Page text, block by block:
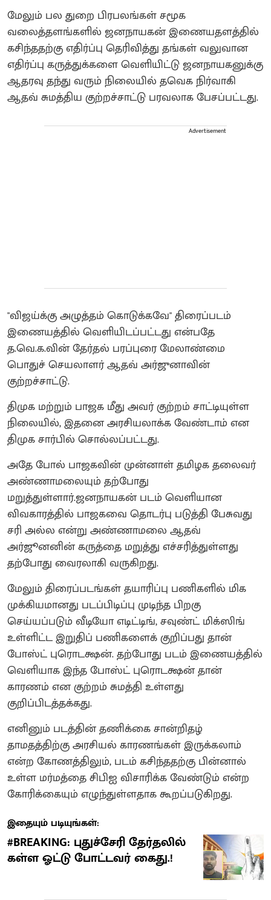
மேலும் பல துறை பிரபலங்கள் சமூக
வலைத்தளங்களில் ஜனநாயகன் இணையதளத்தில்
கசிந்ததற்கு எதிர்ப்பு தெரிவித்து தங்கள் வலுவான
எதிர்ப்பு கருத்துக்களை வெளியிட்டு ஜனநாயகனுக்கு
ஆதரவு தந்து வரும் நிலையில் தவெக நிர்வாகி
ஆதவ் சுமத்திய குற்றச்சாட்டு பரவலாக பேசப்பட்டது.
Advertisement
"விஜய்க்கு அழுத்தம் கொடுக்கவே" திரைப்படம்
இணையத்தில் வெளியிடப்பட்டது என்பதே
த.வெ.க.வின் தேர்தல் பரப்புரை மேலாண்மை
பொதுச் செயலாளர் ஆதவ் அர்ஜுனாவின்
குற்றச்சாட்டு.
திமுக மற்றும் பாஜக மீது அவர் குற்றம் சாட்டியுள்ள
நிலையில், இதனை அரசியலாக்க வேண்டாம் என
திமுக சார்பில் சொல்லப்பட்டது.
அதே போல் பாஜகவின் முன்னாள் தமிழக தலைவர்
அண்ணாமலையும் தற்போது
மறுத்துள்ளார்.ஜனநாயகன் படம் வெளியான
விவகாரத்தில் பாஜகவை தொடர்பு படுத்தி பேசுவது
சரி அல்ல என்று அண்ணாமலை ஆதவ்
அர்ஜூனனின் கருத்தை மறுத்து எச்சரித்துள்ளது
தற்போது வைரலாகி வருகிறது.
மேலும் திரைப்படங்கள் தயாரிப்பு பணிகளில் மிக
முக்கியமானது படப்பிடிப்பு முடிந்த பிறகு
செய்யப்படும் வீடியோ எடிட்டிங், சவுண்ட் மிக்ஸிங்
உள்ளிட்ட இறுதிப் பணிகளைக் குறிப்பது தான்
போஸ்ட் புரொடக்ஷன். தற்போது படம் இணையத்தில்
வெளியாக இந்த போஸ்ட் புரொடக்ஷன் தான்
காரணம் என குற்றம் சுமத்தி உள்ளது
குறிப்பிடத்தக்கது.
எனினும் படத்தின் தணிக்கை சான்றிதழ்
தாமதத்திற்கு அரசியல் காரணங்கள் இருக்கலாம்
என்ற கோணத்திலும், படம் கசிந்ததற்கு பின்னால்
உள்ள மர்மத்தை சிபிஐ விசாரிக்க வேண்டும் என்ற
கோரிக்கையும் எழுந்துள்ளதாக கூறப்படுகிறது.
இதையும் படியுங்கள்:
#BREAKING: புதுச்சேரி தேர்தலில்
கள்ள ஓட்டு போட்டவர் கைது.!